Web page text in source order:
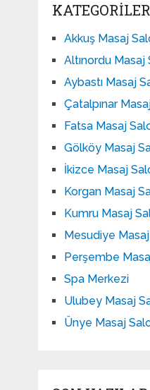
KATEGORILER
Akkuş Masaj
Altınordu Masaj
Aybastı Masaj
Çatalpınar
Fatsa Masaj
Gölköy Masaj
İkizce Masaj
Korgan Masaj
Kumru Masaj
Mesudiye
Perşembe
Spa Merkezi
Ulubey Masaj
Ünye Masaj